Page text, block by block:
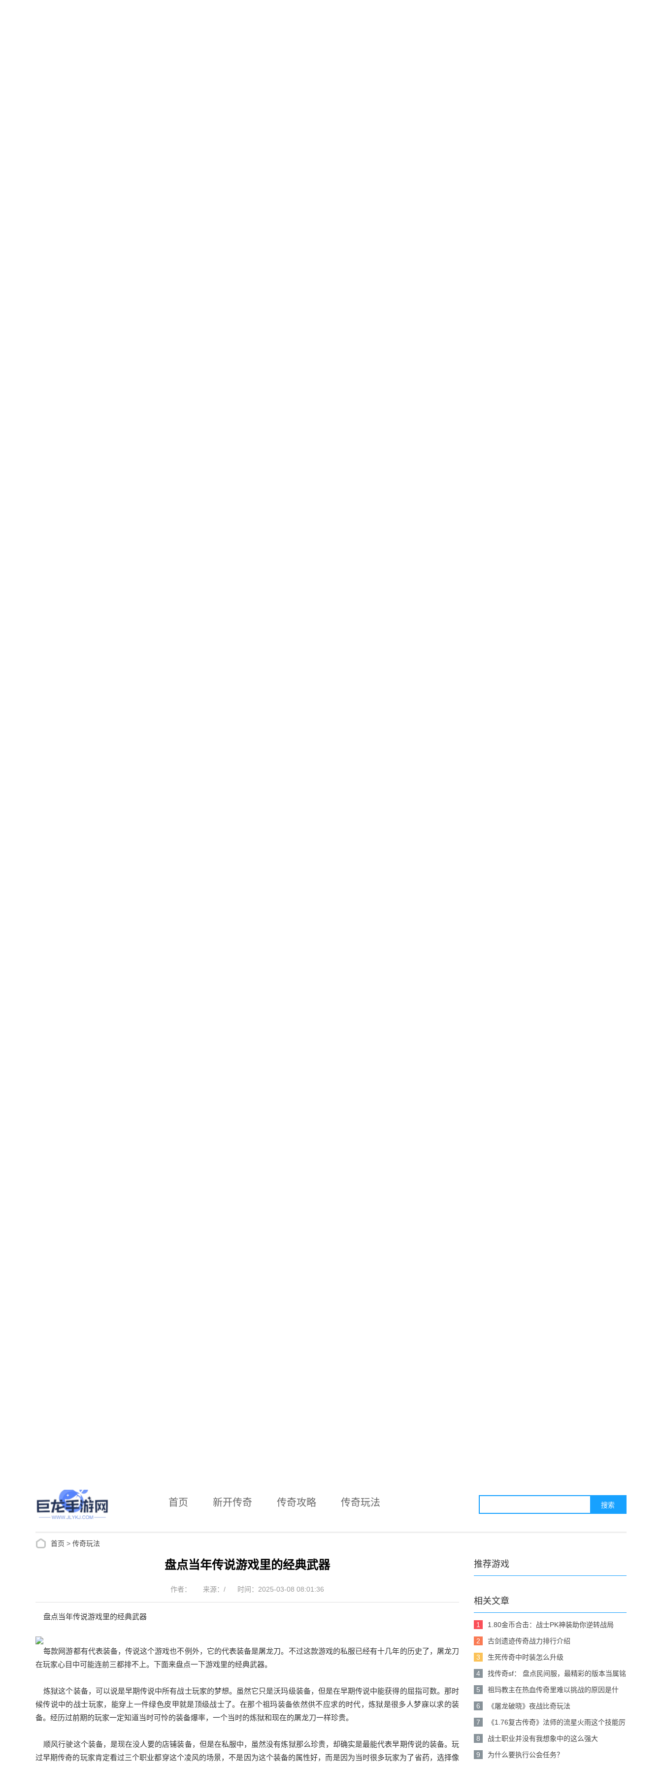
首页 新开传奇 传奇攻略 传奇玩法
首页 > 传奇玩法
盘点当年传说游戏里的经典武器
作者： 来源：/ 时间：2025-03-08 08:01:36
盘点当年传说游戏里的经典武器
每款网游都有代表装备，传说这个游戏也不例外，它的代表装备是屠龙刀。不过这款游戏的私服已经有十几年的历史了，屠龙刀
在玩家心目中可能连前三都排不上。下面来盘点一下游戏里的经典武器。
炼狱这个装备，可以说是早期传说中所有战士玩家的梦想。虽然它只是沃玛级装备，但是在早期传说中能获得的屈指可数。那时
候传说中的战士玩家，能穿上一件绿色皮甲就是顶级战士了。在那个祖玛装备依然供不应求的时代，炼狱是很多人梦寐以求的装
备。经历过前期的玩家一定知道当时可怜的装备爆率，一个当时的炼狱和现在的屠龙刀一样珍贵。
顺风行驶这个装备，是现在没人要的店铺装备，但是在私服中，虽然没有炼狱那么珍贵，却确实是最能代表早期传说的装备。玩
过早期传奇的玩家肯定看过三个职业都穿这个凌风的场景，不是因为这个装备的属性好，而是因为当时很多玩家为了省药，选择像
推荐游戏
相关文章
1 1.80金币合击：战士PK神装助你逆转战局
2 古剑遗迹传奇战力排行介绍
3 生死传奇中时装怎么升级
4
找传奇sf： 盘点民间服，最精彩的版本当属铭
5
祖玛教主在热血传奇里难以挑战的原因是什
6
《屠龙破晓》夜战比奇玩法
7
《1.76复古传奇》法师的流星火雨这个技能厉
8
战士职业并没有我想象中的这么强大
9 为什么要执行公会任务？